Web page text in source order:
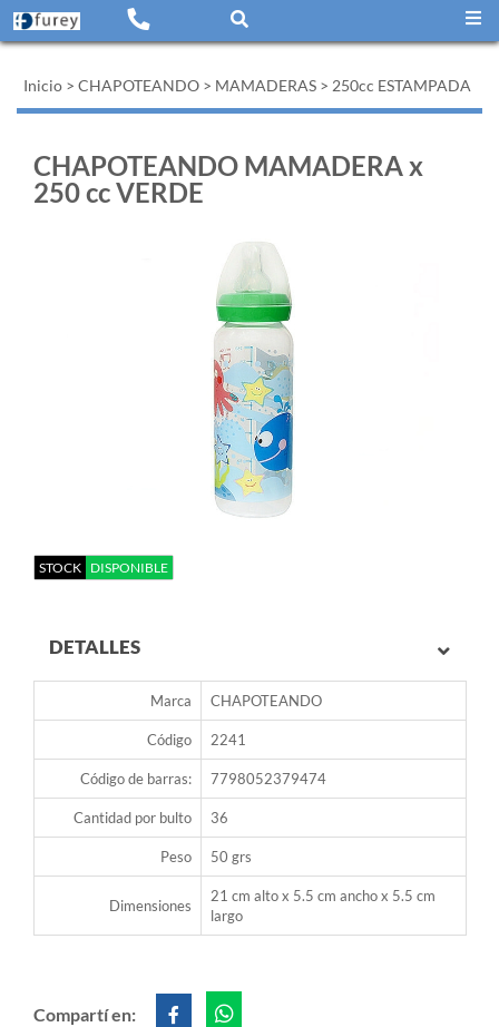
Inicio > CHAPOTEANDO > MAMADERAS > 250cc ESTAMPADA
CHAPOTEANDO MAMADERA x
250 cc VERDE
STOCK DISPONIBLE
DETALLES
Marca CHAPOTEANDO
Código 2241
Código de barras: 7798052379474
Cantidad por bulto 36
Peso 50 grs
Dimensiones
21 cm alto x 5.5 cm ancho x 5.5 cm
largo
Compartí en: